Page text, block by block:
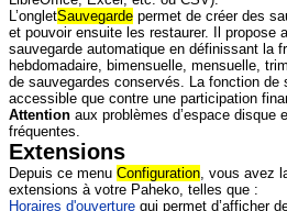
L’ongletSauvegarde permet de créer des
et pouvoir ensuite les restaurer. Il propose
sauvegarde automatique en définissant la
hebdomadaire, bimensuelle, mensuelle,
de sauvegardes conservés. La fonction de
accessible que contre une participation
Attention aux problèmes d’espace disque
fréquentes.
Extensions
Depuis ce menu Configuration, vous avez
extensions à votre Paheko, telles que :
Horaires d'ouverture qui permet d’afficher